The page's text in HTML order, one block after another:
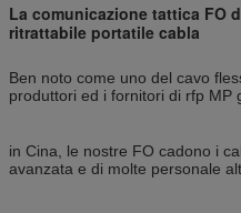
La comunicazione tattica FO
ritrattabile portatile cabla
Ben noto come uno del cavo
produttori ed i fornitori di rfp MP
in Cina, le nostre FO cadono i
avanzata e di molte personale